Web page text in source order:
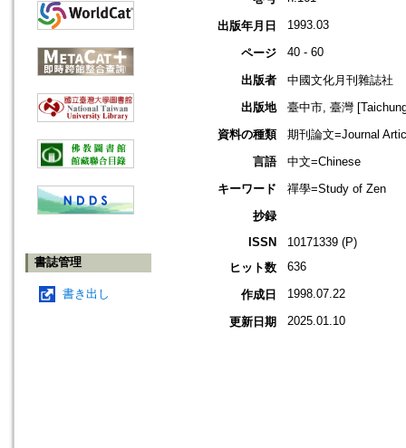
書誌管理
書き出し
出版年月日 1993.03
ページ 40 - 60
出版者
中國文化月刊雜誌社
出版地
臺中市, 臺灣
資料の種類
期刊論文=Journal
言語
中文=Chinese
キーワード
禪學=Study of Zen
抄録
ISSN
10171339 (P)
ヒット数
636
作成日 1998.07.22
更新日期 2025.01.10